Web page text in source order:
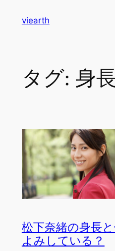
viearth
タグ: 身
松下奈緒の身長
よみしている？